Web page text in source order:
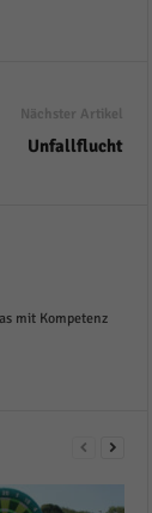
Nächster Artikel
Unfallflucht
mit Kompetenz